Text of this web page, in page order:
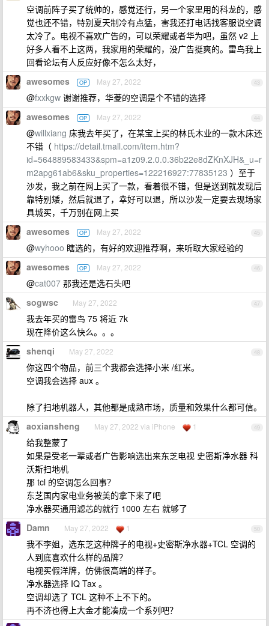
空调前阵子买了统帅的，感觉还行，另一个家里用的科龙的，感
觉也还不错，特别夏天制冷有点猛，害我还打电话找客服说空调
太冷了。电视不喜欢广告的，可以荣耀或者华为吧，虽然 v2 上
好多人看不上这两，我家用的荣耀的，没广告挺爽的。雷鸟我上
回看论坛有人反应好像不怎么太好，
43
awesomes OP May 27, 2022
@fxxkgw 谢谢推荐，华菱的空调是个不错的选择
44
awesomes OP May 27, 2022
@willxiang 床我去年买了，在某宝上买的林氏木业的一款木床还
不错（ https://detail.tmall.com/item.htm?
id=564889583433&spm=a1z09.2.0.0.36b22e8dZKnXJH&_u=r
m2apg61ab6&sku_properties=122216927:77835123 ）至于
沙发，我之前在网上买了一款，看着很不错，但是送到就发现后
靠特别矮，然后就退了，幸好可以退，所以沙发一定要去现场家
具城买，千万别在网上买
45
awesomes OP May 27, 2022
@wyhooo 瞎选的，有好的欢迎推荐啊，来听取大家经验的
46
awesomes OP May 27, 2022
@cat007 那我还是选石头吧
47
sogwsc May 27, 2022
我去年买的雷鸟 75 将近 7k
现在降价这么快么。。。
48
shenqi May 27, 2022
你这四个物品，前三个我都会选择小米 /红米。
空调我会选择 aux 。
除了扫地机器人，其他都是成熟市场，质量和效果什么都可信。
49
aoxiansheng May 27, 2022 via iPhone 1
给我整蒙了
如果是受老一辈或者广告影响选出来东芝电视 史密斯净水器 科
沃斯扫地机
那 tcl 的空调怎么回事？
东芝国内家电业务被美的拿下来了吧
净水器买通用滤芯的就行 1000 左右 就够了
50
Damn May 27, 2022 1
我不李姐，选东芝这种牌子的电视+史密斯净水器+TCL 空调的
人到底喜欢什么样的品牌？
电视买假洋牌，仿佛很高端的样子。
净水器选择 IQ Tax 。
空调却选了 TCL 这种不上不下的。
再不济也得上大金才能凑成一个系列吧？